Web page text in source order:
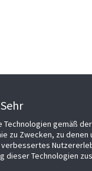
Technologien gemäß der
zu Zwecken, zu denen
dieser Technologien